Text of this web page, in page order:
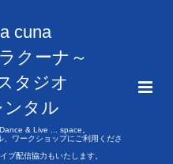
cuna
クーナ～
タジオ
ンタル
& Live ... space。
ワークショップにご利用くださ
ブ配信協力もいたします。